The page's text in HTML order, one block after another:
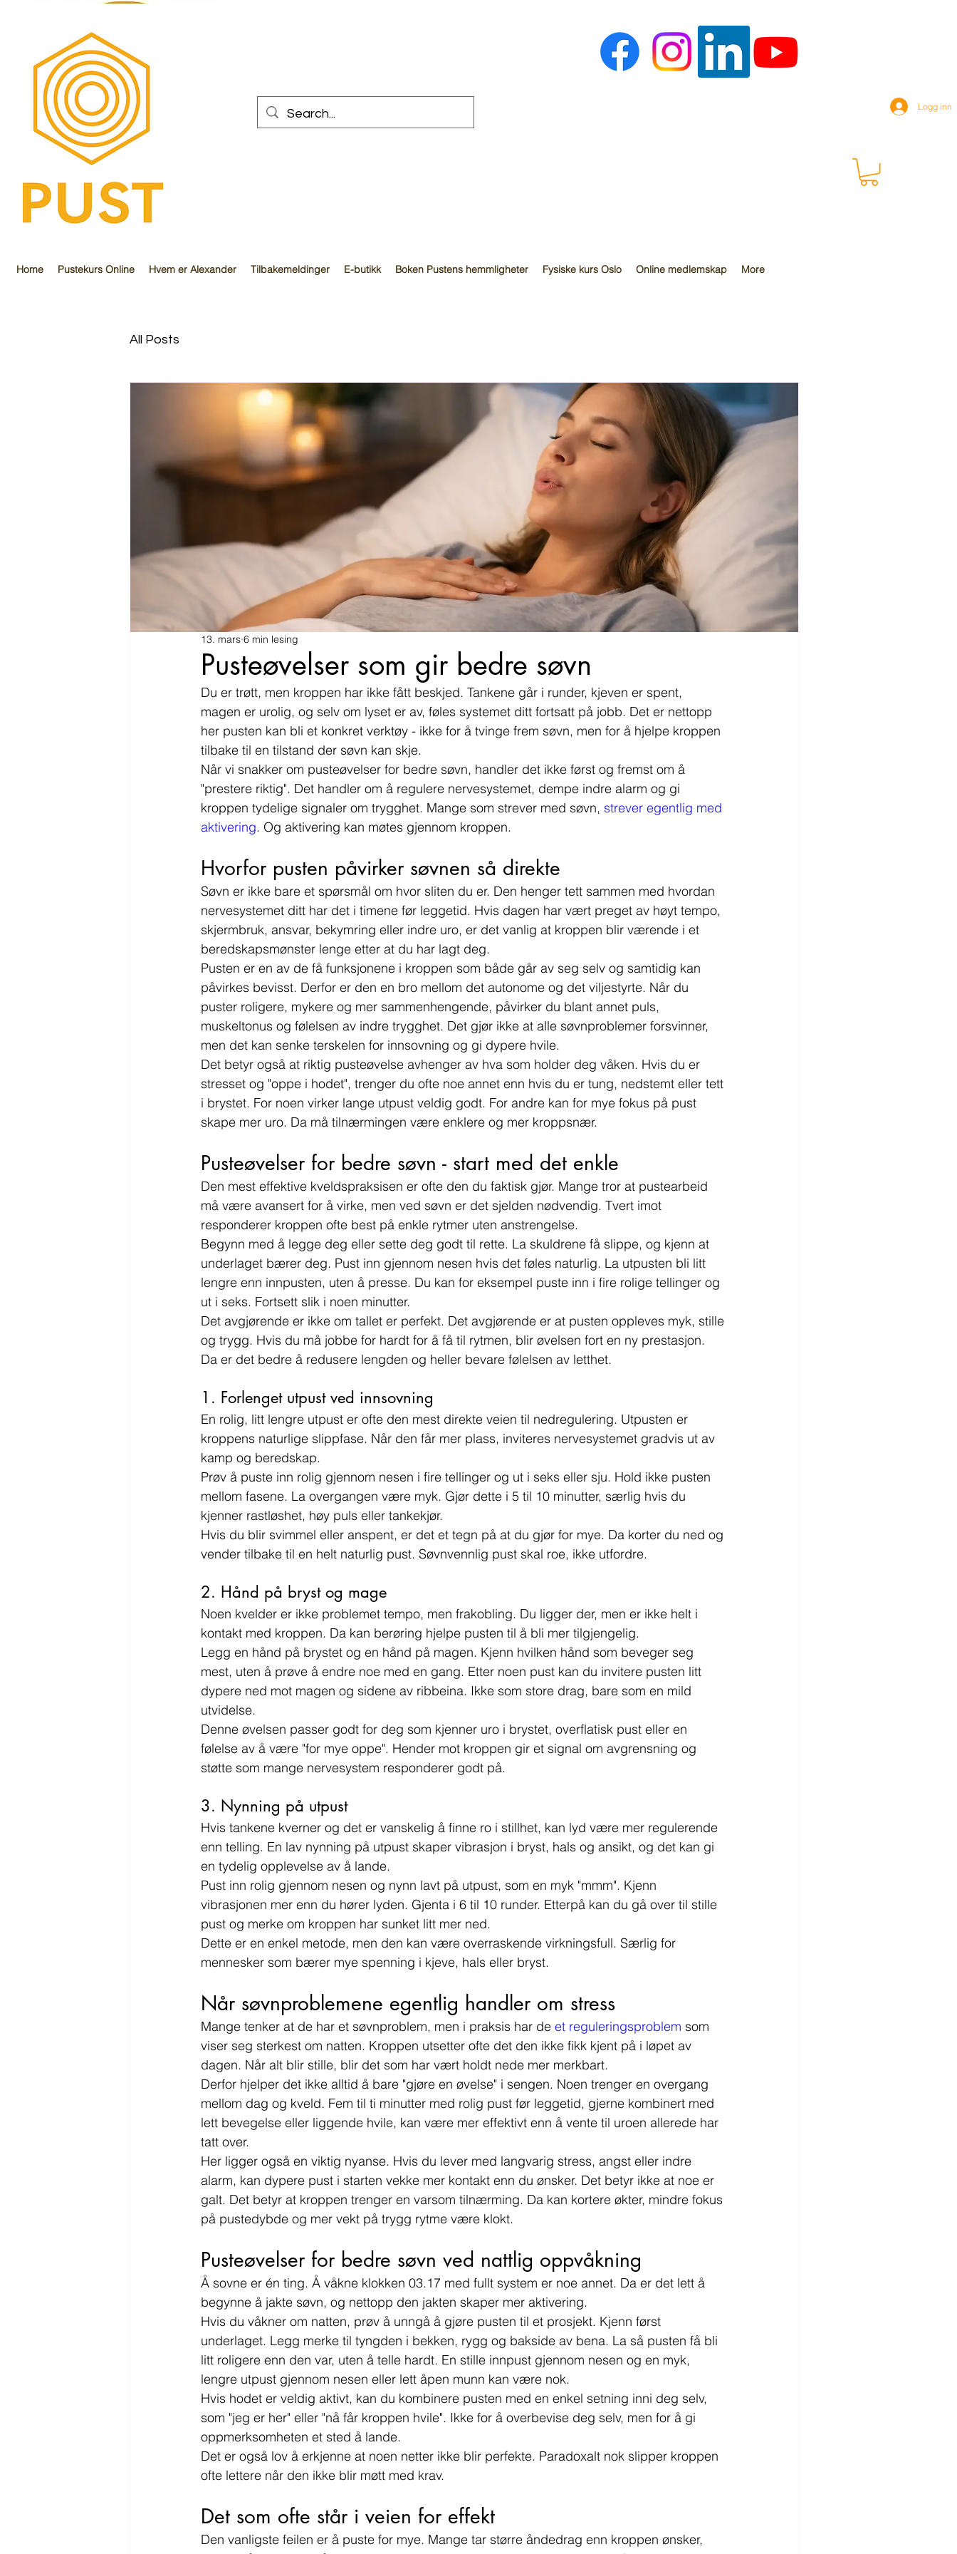
Logg inn
Home Pustekurs Online Hvem er Alexander Tilbakemeldinger E-butikk Boken Pustens hemmligheter Fysiske kurs Oslo Online medlemskap More
PUST
All Posts
Pusteøvelser som gir bedre søvn
13. mars 6 min lesing
Du er trøtt, men kroppen har ikke fått beskjed. Tankene går i runder, kjeven er spent,
magen er urolig, og selv om lyset er av, føles systemet ditt fortsatt på jobb. Det er nettopp
her pusten kan bli et konkret verktøy - ikke for å tvinge frem søvn, men for å hjelpe kroppen
tilbake til en tilstand der søvn kan skje.
Når vi snakker om pusteøvelser for bedre søvn, handler det ikke først og fremst om å
"prestere riktig". Det handler om å regulere nervesystemet, dempe indre alarm og gi
kroppen tydelige signaler om trygghet. Mange som strever med søvn, strever egentlig med
aktivering. Og aktivering kan møtes gjennom kroppen.
Hvorfor pusten påvirker søvnen så direkte
Søvn er ikke bare et spørsmål om hvor sliten du er. Den henger tett sammen med hvordan
nervesystemet ditt har det i timene før leggetid. Hvis dagen har vært preget av høyt tempo,
skjermbruk, ansvar, bekymring eller indre uro, er det vanlig at kroppen blir værende i et
beredskapsmønster lenge etter at du har lagt deg.
Pusten er en av de få funksjonene i kroppen som både går av seg selv og samtidig kan
påvirkes bevisst. Derfor er den en bro mellom det autonome og det viljestyrte. Når du
puster roligere, mykere og mer sammenhengende, påvirker du blant annet puls,
muskeltonus og følelsen av indre trygghet. Det gjør ikke at alle søvnproblemer forsvinner,
men det kan senke terskelen for innsovning og gi dypere hvile.
Det betyr også at riktig pusteøvelse avhenger av hva som holder deg våken. Hvis du er
stresset og "oppe i hodet", trenger du ofte noe annet enn hvis du er tung, nedstemt eller tett
i brystet. For noen virker lange utpust veldig godt. For andre kan for mye fokus på pust
skape mer uro. Da må tilnærmingen være enklere og mer kroppsnær.
Pusteøvelser for bedre søvn - start med det enkle
Den mest effektive kveldspraksisen er ofte den du faktisk gjør. Mange tror at pustearbeid
må være avansert for å virke, men ved søvn er det sjelden nødvendig. Tvert imot
responderer kroppen ofte best på enkle rytmer uten anstrengelse.
Begynn med å legge deg eller sette deg godt til rette. La skuldrene få slippe, og kjenn at
underlaget bærer deg. Pust inn gjennom nesen hvis det føles naturlig. La utpusten bli litt
lengre enn innpusten, uten å presse. Du kan for eksempel puste inn i fire rolige tellinger og
ut i seks. Fortsett slik i noen minutter.
Det avgjørende er ikke om tallet er perfekt. Det avgjørende er at pusten oppleves myk, stille
og trygg. Hvis du må jobbe for hardt for å få til rytmen, blir øvelsen fort en ny prestasjon.
Da er det bedre å redusere lengden og heller bevare følelsen av letthet.
1. Forlenget utpust ved innsovning
En rolig, litt lengre utpust er ofte den mest direkte veien til nedregulering. Utpusten er
kroppens naturlige slippfase. Når den får mer plass, inviteres nervesystemet gradvis ut av
kamp og beredskap.
Prøv å puste inn rolig gjennom nesen i fire tellinger og ut i seks eller sju. Hold ikke pusten
mellom fasene. La overgangen være myk. Gjør dette i 5 til 10 minutter, særlig hvis du
kjenner rastløshet, høy puls eller tankekjør.
Hvis du blir svimmel eller anspent, er det et tegn på at du gjør for mye. Da korter du ned og
vender tilbake til en helt naturlig pust. Søvnvennlig pust skal roe, ikke utfordre.
2. Hånd på bryst og mage
Noen kvelder er ikke problemet tempo, men frakobling. Du ligger der, men er ikke helt i
kontakt med kroppen. Da kan berøring hjelpe pusten til å bli mer tilgjengelig.
Legg en hånd på brystet og en hånd på magen. Kjenn hvilken hånd som beveger seg
mest, uten å prøve å endre noe med en gang. Etter noen pust kan du invitere pusten litt
dypere ned mot magen og sidene av ribbeina. Ikke som store drag, bare som en mild
utvidelse.
Denne øvelsen passer godt for deg som kjenner uro i brystet, overflatisk pust eller en
følelse av å være "for mye oppe". Hender mot kroppen gir et signal om avgrensning og
støtte som mange nervesystem responderer godt på.
3. Nynning på utpust
Hvis tankene kverner og det er vanskelig å finne ro i stillhet, kan lyd være mer regulerende
enn telling. En lav nynning på utpust skaper vibrasjon i bryst, hals og ansikt, og det kan gi
en tydelig opplevelse av å lande.
Pust inn rolig gjennom nesen og nynn lavt på utpust, som en myk "mmm". Kjenn
vibrasjonen mer enn du hører lyden. Gjenta i 6 til 10 runder. Etterpå kan du gå over til stille
pust og merke om kroppen har sunket litt mer ned.
Dette er en enkel metode, men den kan være overraskende virkningsfull. Særlig for
mennesker som bærer mye spenning i kjeve, hals eller bryst.
Når søvnproblemene egentlig handler om stress
Mange tenker at de har et søvnproblem, men i praksis har de et reguleringsproblem som
viser seg sterkest om natten. Kroppen utsetter ofte det den ikke fikk kjent på i løpet av
dagen. Når alt blir stille, blir det som har vært holdt nede mer merkbart.
Derfor hjelper det ikke alltid å bare "gjøre en øvelse" i sengen. Noen trenger en overgang
mellom dag og kveld. Fem til ti minutter med rolig pust før leggetid, gjerne kombinert med
lett bevegelse eller liggende hvile, kan være mer effektivt enn å vente til uroen allerede har
tatt over.
Her ligger også en viktig nyanse. Hvis du lever med langvarig stress, angst eller indre
alarm, kan dypere pust i starten vekke mer kontakt enn du ønsker. Det betyr ikke at noe er
galt. Det betyr at kroppen trenger en varsom tilnærming. Da kan kortere økter, mindre fokus
på pustedybde og mer vekt på trygg rytme være klokt.
Pusteøvelser for bedre søvn ved nattlig oppvåkning
Å sovne er én ting. Å våkne klokken 03.17 med fullt system er noe annet. Da er det lett å
begynne å jakte søvn, og nettopp den jakten skaper mer aktivering.
Hvis du våkner om natten, prøv å unngå å gjøre pusten til et prosjekt. Kjenn først
underlaget. Legg merke til tyngden i bekken, rygg og bakside av bena. La så pusten få bli
litt roligere enn den var, uten å telle hardt. En stille innpust gjennom nesen og en myk,
lengre utpust gjennom nesen eller lett åpen munn kan være nok.
Hvis hodet er veldig aktivt, kan du kombinere pusten med en enkel setning inni deg selv,
som "jeg er her" eller "nå får kroppen hvile". Ikke for å overbevise deg selv, men for å gi
oppmerksomheten et sted å lande.
Det er også lov å erkjenne at noen netter ikke blir perfekte. Paradoxalt nok slipper kroppen
ofte lettere når den ikke blir møtt med krav.
Det som ofte står i veien for effekt
Den vanligste feilen er å puste for mye. Mange tar større åndedrag enn kroppen ønsker,